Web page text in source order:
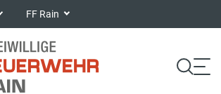
FF Rain